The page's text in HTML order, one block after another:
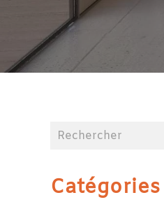
Catégories